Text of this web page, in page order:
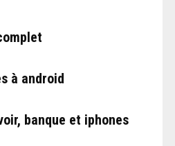
à android
banque et iphones